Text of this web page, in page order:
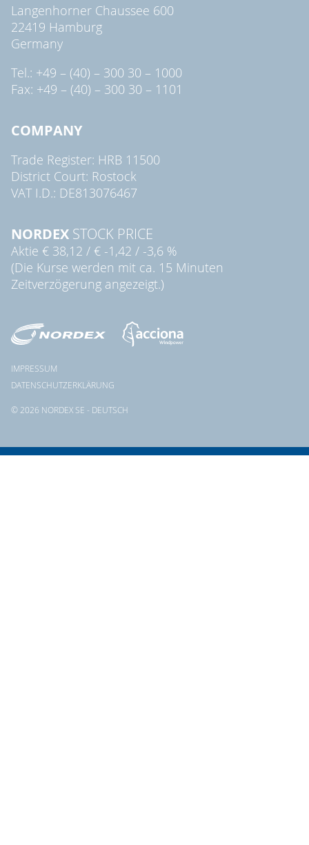
Langenhorner Chaussee 600
22419 Hamburg
Germany
Tel.: +49 – (40) – 300 30 – 1000
Fax: +49 – (40) – 300 30 – 1101
COMPANY
Trade Register: HRB 11500
District Court: Rostock
VAT I.D.: DE813076467
NORDEX STOCK PRICE
Aktie € 38,12 / € -1,42 / -3,6 %
(Die Kurse werden mit ca. 15 Minuten
Zeitverzögerung angezeigt.)
© 2026 NORDEX SE - DEUTSCH
IMPRESSUM
DATENSCHUTZERKLÄRUNG